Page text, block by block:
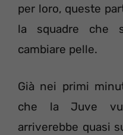
per loro, queste
la squadre che
cambiare pelle.
Già nei primi
che la Juve
arriverebbe quasi